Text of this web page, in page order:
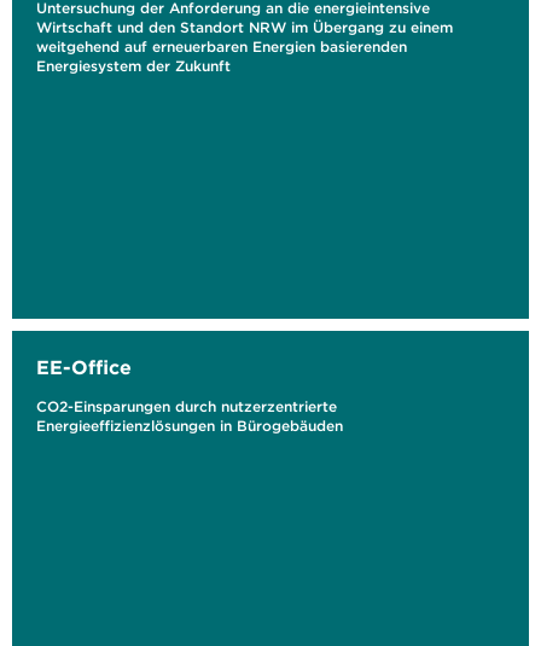
Untersuchung der Anforderung an die energieintensive
Wirtschaft und den Standort NRW im Übergang zu einem
weitgehend auf erneuerbaren Energien basierenden
Energiesystem der Zukunft
EE-Office
CO2-Einsparungen durch nutzerzentrierte
Energieeffizienzlösungen in Bürogebäuden